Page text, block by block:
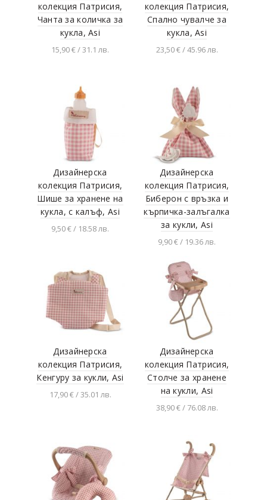
Smartgames
Nebulous Stars
Fisher Price
Weagle
GONHER
Z-Man Games
Days of Wonder
AGU
Sikla
Beileshi
Toy
Ocie
Baby Philos
Floss & Rock
WinFun
GEOSMART
Blocki
колекция Патрисия,
Чанта за количка за
кукла, Asi
15,90 € / 31.1 лв.
колекция Патрисия,
Спално чувалче за
кукла, Asi
23,50 € / 45.96 лв.
Дизайнерска
колекция Патрисия,
Шише за хранене на
кукла, с калъф, Asi
9,50 € / 18.58 лв.
Дизайнерска
колекция Патрисия,
Биберон с връзка и
кърпичка-залъгалка
за кукли, Asi
9,90 € / 19.36 лв.
Добавяне в
количката
Дизайнерска
колекция Патрисия,
Кенгуру за кукли, Asi
17,90 € / 35.01 лв.
Дизайнерска
колекция Патрисия,
Столче за хранене
на кукли, Asi
38,90 € / 76.08 лв.